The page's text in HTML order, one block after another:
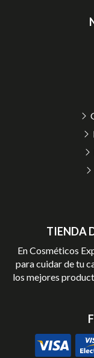
TIENDA
En Cosméticos
para cuidar de tu
los mejores